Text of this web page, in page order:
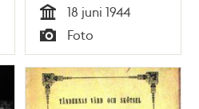
pyjamas
Tid
18 juni 1944
Typ
Foto